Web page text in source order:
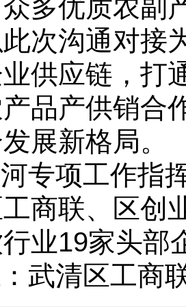
多优质农副
次沟通对接
供应链，打
品产供销合
展新格局。
专项工作指
商联、区创
业19家头部
武清区工商